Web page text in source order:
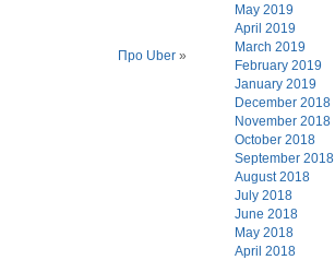
Про Uber »
May 2019
April 2019
March 2019
February 2019
January 2019
December 2018
November 2018
October 2018
September 2018
August 2018
July 2018
June 2018
May 2018
April 2018